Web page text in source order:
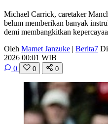
Michael Carrick, caretaker
belum memberikan banyak
demi membangkitkan
Oleh Mamet Janzuke | Berita7
2026 00:01 WIB
0
0 0